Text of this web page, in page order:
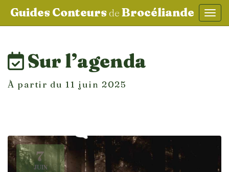
Guides Conteursde Brocéliande
Sur l’agenda
À partir du 11 juin 2025
7
JUIN